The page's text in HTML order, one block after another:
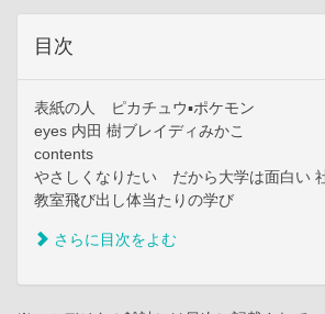
目次
表紙の人 ピカチュウ▪ポケモン
eyes 内田 樹ブレイディみかこ
contents
やさしくなりたい だから大学は面白い
教室飛び出し体当たりの学び
さらに目次をよむ